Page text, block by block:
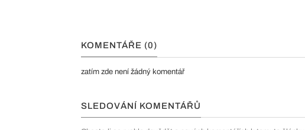
KOMENTÁŘE (0)
zatím zde není žádný komentář
SLEDOVÁNÍ KOMENTÁŘŮ